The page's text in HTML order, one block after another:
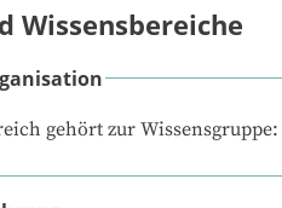
Wissensbereiche
gehört zur Wissensgruppe: